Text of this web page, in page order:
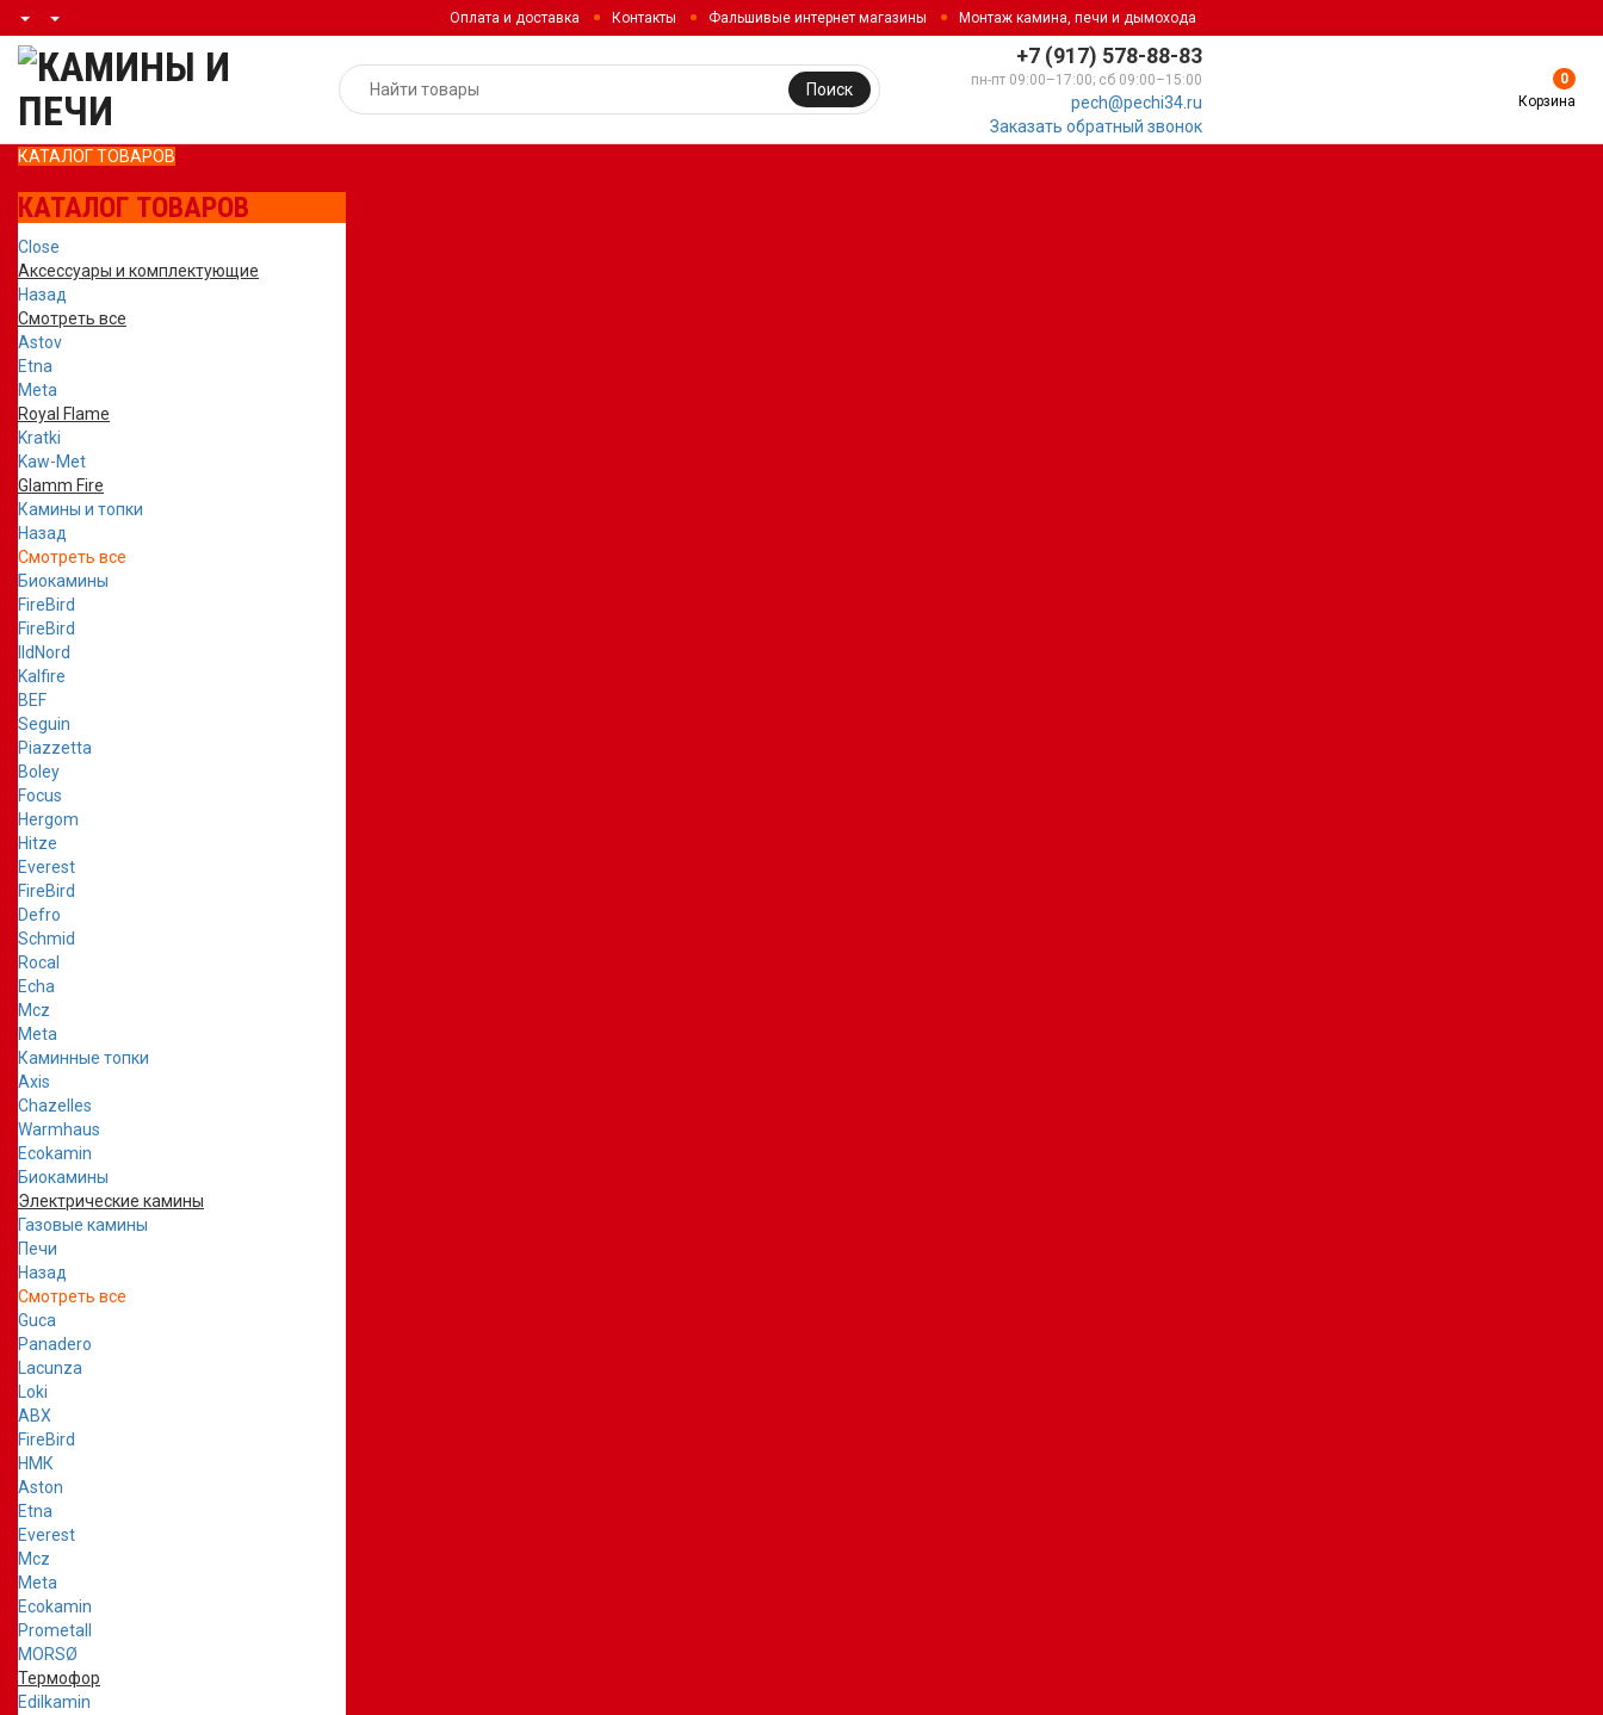
Оплата и доставка Контакты Фальшивые интернет магазины Монтаж камина, печи и дымохода
+7 (917) 578-88-83
пн-пт 09:00–17:00; сб 09:00–15:00
pech@pechi34.ru
Заказать обратный звонок
Поиск
0
Корзина
КАТАЛОГ ТОВАРОВ
КАТАЛОГ ТОВАРОВ
Close
Аксессуары и комплектующие
Назад
Смотреть все
Astov
Etna
Meta
Royal Flame
Kratki
Kaw-Met
Glamm Fire
Камины и топки
Назад
Смотреть все
Биокамины
FireBird
FireBird
IldNord
Kalfire
BEF
Seguin
Piazzetta
Boley
Focus
Hergom
Hitze
Everest
FireBird
Defro
Schmid
Rocal
Echa
Mcz
Meta
Каминные топки
Axis
Chazelles
Warmhaus
Ecokamin
Биокамины
Электрические камины
Газовые камины
Печи
Назад
Смотреть все
Guca
Panadero
Lacunza
Loki
ABX
FireBird
НМК
Aston
Etna
Everest
Mcz
Meta
Ecokamin
Prometall
MORSØ
Термофор
Edilkamin